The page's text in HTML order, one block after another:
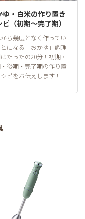
ゆ・白米の作り置き
ピ（初期～完了期）
から幾度となく作ってい
とになる「おかゆ」調理
たったの20分！初期・
後期・完了期の作り置
ピをお伝えします！